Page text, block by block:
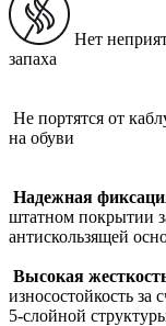
Нет
запаха
Не портятся от
на обуви
Надежная
штатном покрытии
антискользящей
Высокая
износостойкость за
5-слойной